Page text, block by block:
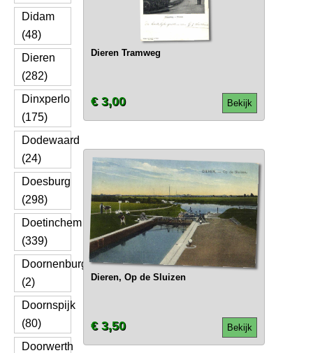
Didam
(48)
Dieren
(282)
Dinxperlo
(175)
Dodewaard
(24)
Doesburg
(298)
Doetinchem
(339)
Doornenburg
(2)
Doornspijk
(80)
Doorwerth
Dieren Tramweg
Bekijk
€ 3,00
Dieren, Op de Sluizen
Bekijk
€ 3,50